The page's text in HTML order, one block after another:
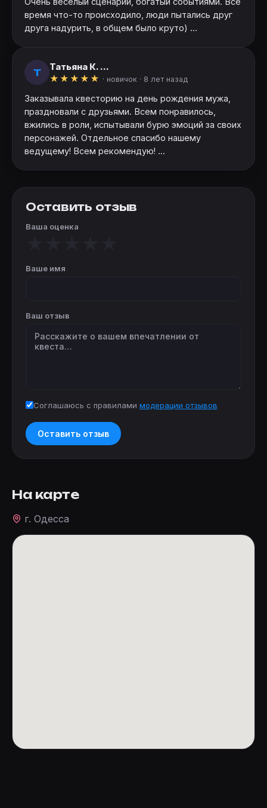
время что-то происходило, люди пытались друг
друга надурить, в общем было круто) ...
Т
Татьяна К. ...
★ ★ ★ ★ ★ · новичок · 8 лет назад
Заказывала квесторию на день рождения мужа,
праздновали с друзьями. Всем понравилось,
вжились в роли, испытывали бурю эмоций за своих
персонажей. Отдельное спасибо нашему
ведущему! Всем рекомендую! ...
Оставить отзыв
Ваша оценка
Ваше имя
Ваш отзыв
Соглашаюсь с правилами модерации отзывов
Оставить отзыв
На карте
г. Одесса